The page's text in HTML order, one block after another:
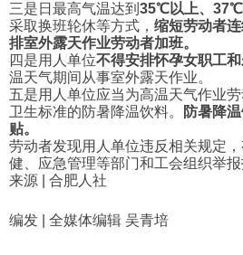
三是日最高气温达到 35℃以上、
采取换班轮休等方式， 缩短劳动者
排室外露天作业劳动者加班。
四是用人单位不得安排怀孕女职工
温天气期间从事室外露天作业。
五是用人单位应当为高温天气作业
卫生标准的防暑降温饮料。
防暑降
贴。
劳动者发现用人单位违反相关规定
健、应急管理等部门和工会组织举报
来源 | 合肥人社
编发 | 全媒体编辑 吴青培